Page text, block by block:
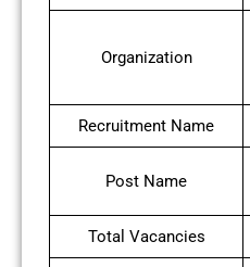
Organization
Recruitment Name
Post Name
Total Vacancies